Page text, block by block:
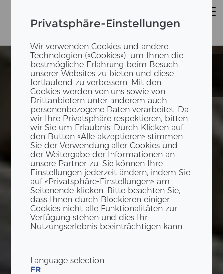
Privatsphäre-Einstellungen
Wir verwenden Cookies und andere
Technologien («Cookies»), um Ihnen die
bestmögliche Erfahrung beim Besuch
unserer Websites zu bieten und diese
fortlaufend zu verbessern. Mit den
Cookies werden von uns sowie von
Drittanbietern unter anderem auch
personenbezogene Daten verarbeitet. Da
wir Ihre Privatsphäre respektieren, bitten
wir Sie um Erlaubnis. Durch Klicken auf
den Button «Alle akzeptieren» stimmen
Sie der Verwendung aller Cookies und
der Weitergabe der Informationen an
unsere Partner zu. Sie können Ihre
Einstellungen jederzeit ändern, indem Sie
auf «Privatsphäre-Einstellungen» am
Seitenende klicken. Bitte beachten Sie,
dass Ihnen durch Blockieren einiger
Cookies nicht alle Funktionalitäten zur
Verfügung stehen und dies Ihr
Nutzungserlebnis beeinträchtigen kann.
Language selection
FR
Schulgebäude
Franchises Sud
32
Schulgebäude
Franchises Sud
32